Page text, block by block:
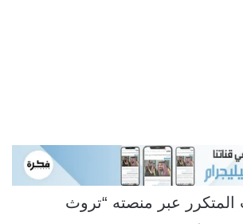
المتكرر عبر منصته “تروث